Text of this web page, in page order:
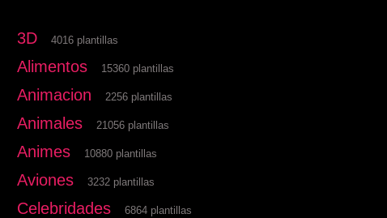
3D 4016 plantillas
Alimentos 15360 plantillas
Animacion 2256 plantillas
Animales 21056 plantillas
Animes 10880 plantillas
Aviones 3232 plantillas
Celebridades 6864 plantillas